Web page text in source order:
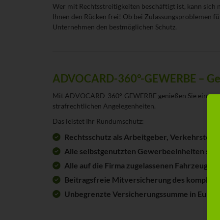
Wer mit Rechtsstreitigkeiten beschäftigt ist, kann sich
Ihnen den Rücken frei! Ob bei Zulassungsproblemen
Unternehmen den bestmöglichen Schutz.
ADVOCARD-360°-GEWERBE –
Mit ADVOCARD-360°-GEWERBE genießen Sie eine
strafrechtlichen Angelegenheiten.
Das leistet Ihr Rundumschutz:
Rechtsschutz als Arbeitgeber,
Alle selbstgenutzten Gewerbeeinheiten
Alle auf die Firma zugelassenen Fahrzeuge
Beitragsfreie Mitversicherung des
Unbegrenzte Versicherungssumme in